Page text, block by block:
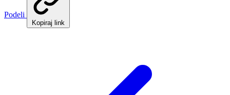
Podeli
Kopiraj link